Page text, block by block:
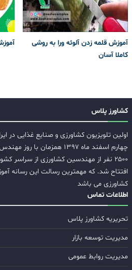
آموزش قلمه زدن آلوئه ورا به روشی
کاملا آسان
کشاورز پلاس
اولین تلویزیون کشاورزی و صنایع غذایی در
چهارم اسفند ماه ۱۳۹۷
۲۵۰۰ نفر از مهندسین کشاورزی از
افتتاح شد. که مهمترین رسالت این رسانه
کشاورزی می باشد
اطلاعات تماس
تحریریه کشاورز پلاس
مدیریت توسعه بازار
مدیریت روابط عمومی